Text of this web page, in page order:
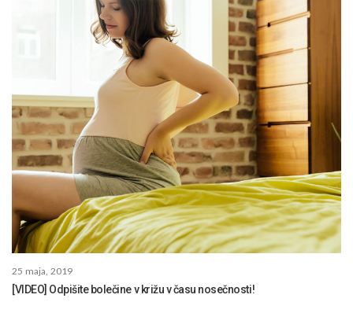
25 maja, 2019
[VIDEO] Odpišite bolečine v križu v času nosečnosti!